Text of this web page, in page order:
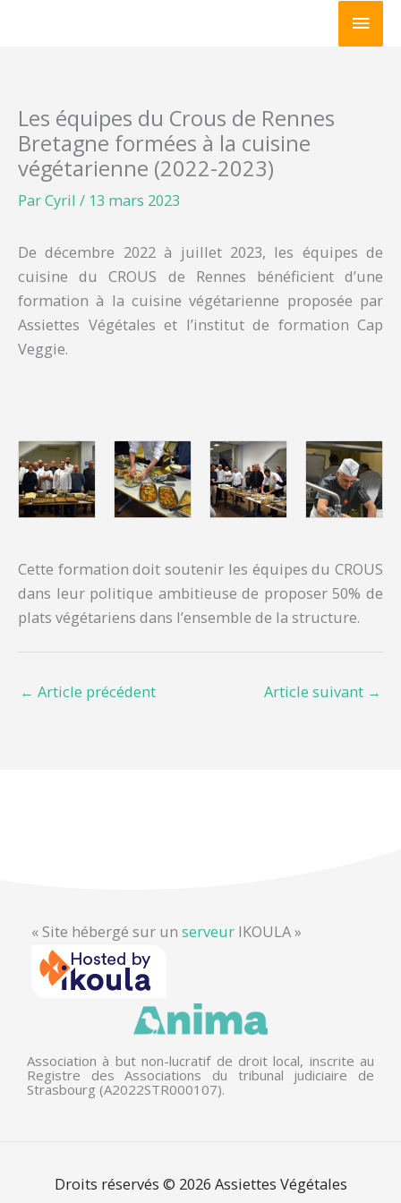
Les équipes du Crous de Rennes
Bretagne formées à la cuisine
végétarienne (2022-2023)
ParCyril / 13 mars 2023
De décembre 2022 à juillet 2023, les équipes de
cuisine du CROUS de Rennes bénéficient d’une
formation à la cuisine végétarienne proposée par
Assiettes Végétales et l’institut de formation Cap
Veggie.
Cette formation doit soutenir les équipes du CROUS
dans leur politique ambitieuse de proposer 50% de
plats végétariens dans l’ensemble de la structure.
← Article précédent Article suivant →
« Site hébergé sur un serveur IKOULA »
Association à but non-lucratif de droit local, inscrite au
Registre des Associations du tribunal judiciaire de
Strasbourg (A2022STR000107).
Droits réservés © 2026 Assiettes Végétales